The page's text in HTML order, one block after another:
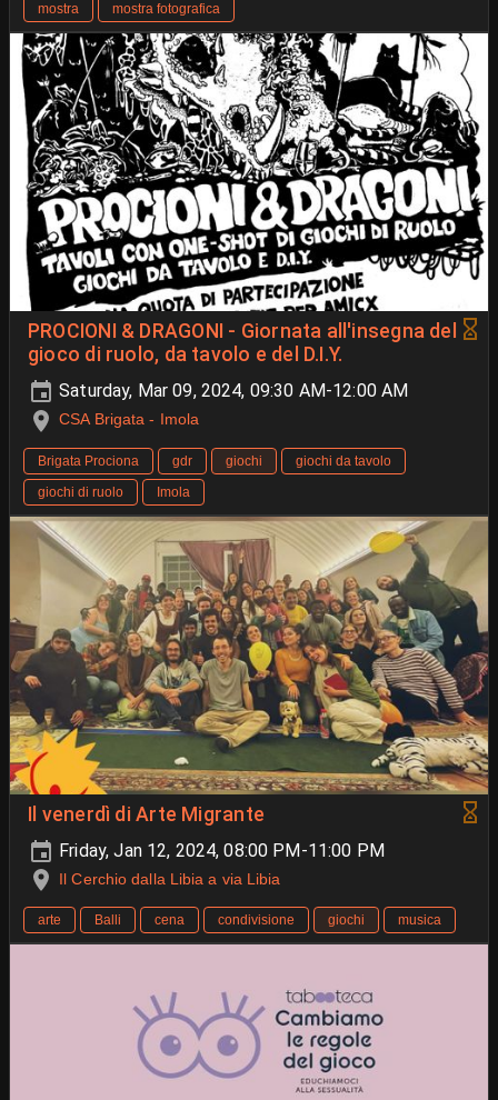
mostra
mostra fotografica
PROCIONI & DRAGONI - Giornata all'insegna del
gioco di ruolo, da tavolo e del D.I.Y.
Saturday, Mar 09, 2024, 09:30 AM-12:00 AM
CSA Brigata - Imola
Brigata Prociona gdr giochi
giochi da tavolo
giochi di ruolo
Imola
Il venerdì di Arte Migrante
Friday, Jan 12, 2024, 08:00 PM-11:00 PM
Il Cerchio dalla Libia a via Libia
arte Balli cena condivisione giochi musica